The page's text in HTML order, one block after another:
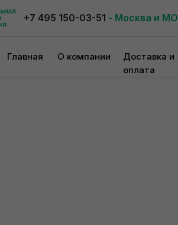
+7 495 150-03-51 - Москва и МО
Главная О компании
Доставка и
оплата